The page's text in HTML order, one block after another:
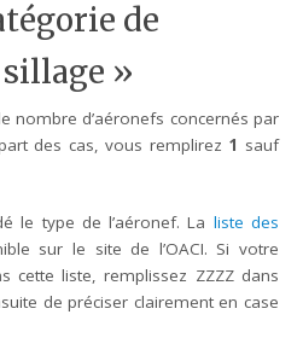
de
»
nombre d’aéronefs concernés par
des cas, vous remplirez 1 sauf
le type de l’aéronef. La liste des
sur le site de l’OACI. Si votre
cette liste, remplissez ZZZZ dans
de préciser clairement en case